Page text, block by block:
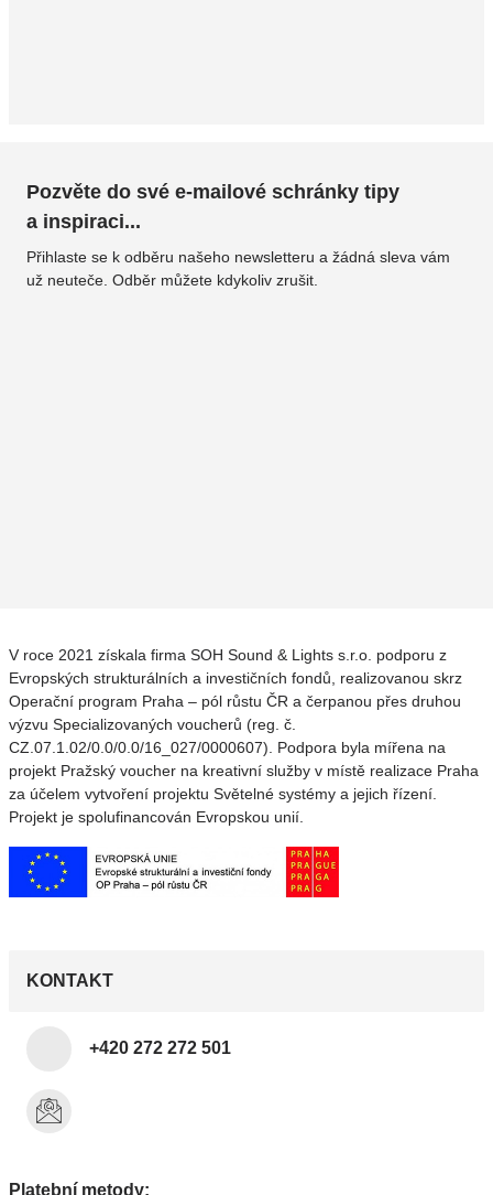
Pozvěte do své e-mailové schránky tipy
a inspiraci...
Přihlaste se k odběru našeho newsletteru a žádná sleva vám
už neuteče. Odběr můžete kdykoliv zrušit.
V roce 2021 získala firma SOH Sound & Lights s.r.o. podporu z
Evropských strukturálních a investičních fondů, realizovanou skrz
Operační program Praha – pól růstu ČR a čerpanou přes druhou
výzvu Specializovaných voucherů (reg. č.
CZ.07.1.02/0.0/0.0/16_027/0000607). Podpora byla mířena na
projekt Pražský voucher na kreativní služby v místě realizace Praha
za účelem vytvoření projektu Světelné systémy a jejich řízení.
Projekt je spolufinancován Evropskou unií.
KONTAKT
+420 272 272 501
Platební metody: